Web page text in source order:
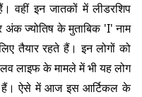
वहीं इन जातकों में लीडरशिप
अंक ज्योतिष के मुताबिक 'I' नाम
तैयार रहते हैं। इन लोगों को
लाइफ के मामले में भी यह लोग
हैं। ऐसे में आज इस आर्टिकल के